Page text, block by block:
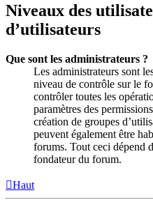
Niveaux des
d’utilisateurs
Que sont les administrateurs ?
Les administrateurs sont
niveau de contrôle sur le
contrôler toutes les
paramètres des
création de groupes
peuvent également être
forums. Tout ceci dépend
fondateur du forum.
Haut